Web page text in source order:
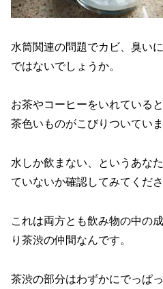
水筒関連の問題でカビ、臭い
ではないでしょうか。
お茶やコーヒーをいれている
茶色いものがこびりついていま
水しか飲まない、というあな
ていないか確認してみてくださ
これは両方とも飲み物の中の
り茶渋の仲間なんです。
茶渋の部分はわずかにでっぱ